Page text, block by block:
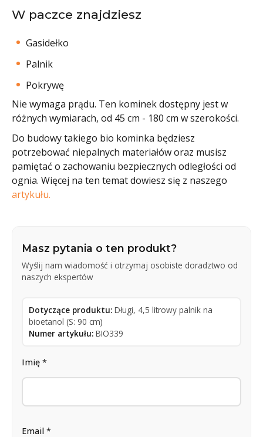
W paczce znajdziesz
Gasidełko
Palnik
Pokrywę
Nie wymaga prądu. Ten kominek dostępny jest w
różnych wymiarach, od 45 cm - 180 cm w szerokości.
Do budowy takiego bio kominka będziesz
potrzebować niepalnych materiałów oraz musisz
pamiętać o zachowaniu bezpiecznych odległości od
ognia. Więcej na ten temat dowiesz się z naszego
artykułu.
Masz pytania o ten produkt?
Wyślij nam wiadomość i otrzymaj osobiste doradztwo od
naszych ekspertów
Dotyczące produktu: Długi, 4,5 litrowy palnik na
bioetanol (S: 90 cm)
Numer artykułu: BIO339
Imię *
Email *